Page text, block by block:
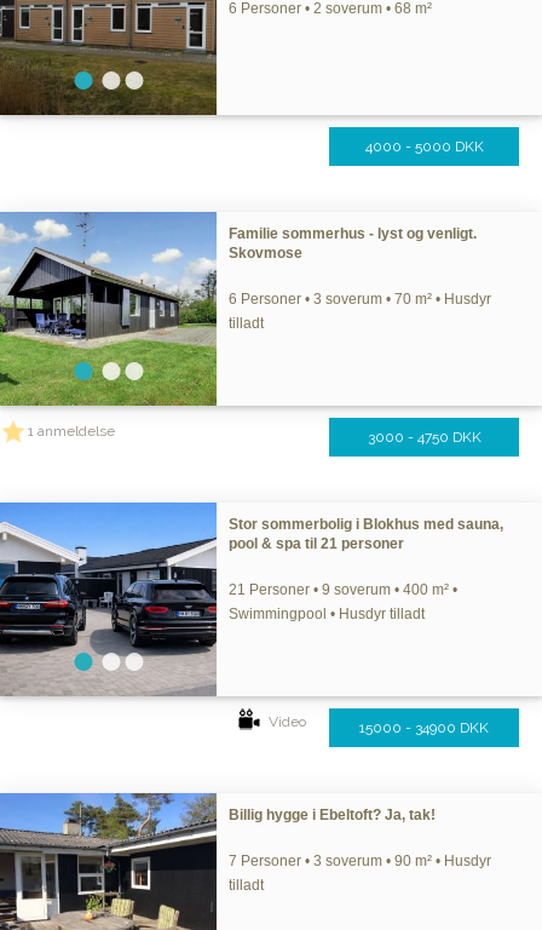
6 Personer • 2 soverum • 68 m²
4000 - 5000 DKK
Familie sommerhus - lyst og venligt.
Skovmose
6 Personer • 3 soverum • 70 m² • Husdyr
tilladt
1 anmeldelse 3000 - 4750 DKK
Stor sommerbolig i Blokhus med sauna,
pool & spa til 21 personer
21 Personer • 9 soverum • 400 m² •
Swimmingpool • Husdyr tilladt
Video 15000 - 34900 DKK
Billig hygge i Ebeltoft? Ja, tak!
7 Personer • 3 soverum • 90 m² • Husdyr
tilladt